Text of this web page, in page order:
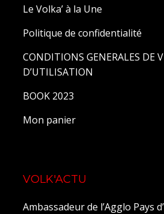
Le Volka’ à la Une
Politique de confidentialité
CONDITIONS GENERALES DE
D’UTILISATION
BOOK 2023
Mon panier
VOLK'ACTU
Ambassadeur de l’Agglo Pays